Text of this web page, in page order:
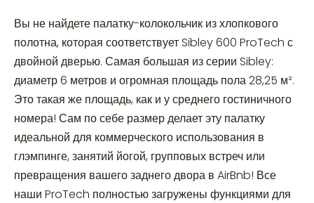
Вы не найдете палатку-колокольчик из хлопкового
полотна, которая соответствует Sibley 600 ProTech с
двойной дверью. Самая большая из серии Sibley:
диаметр 6 метров и огромная площадь пола 28,25 м².
Это такая же площадь, как и у среднего гостиничного
номера! Сам по себе размер делает эту палатку
идеальной для коммерческого использования в
глэмпинге, занятий йогой, групповых встреч или
превращения вашего заднего двора в AirBnb! Все
наши ProTech полностью загружены функциями для